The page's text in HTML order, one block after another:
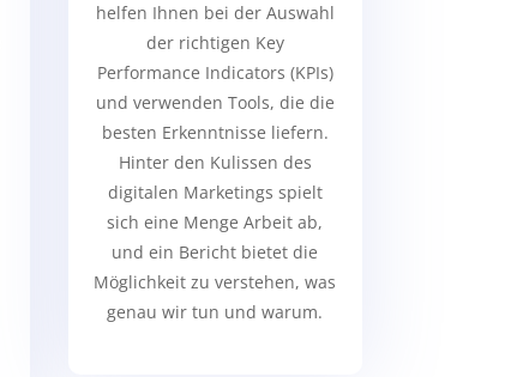
helfen Ihnen bei der Auswahl
der richtigen Key
Performance Indicators (KPIs)
und verwenden Tools, die die
besten Erkenntnisse liefern.
Hinter den Kulissen des
digitalen Marketings spielt
sich eine Menge Arbeit ab,
und ein Bericht bietet die
Möglichkeit zu verstehen, was
genau wir tun und warum.